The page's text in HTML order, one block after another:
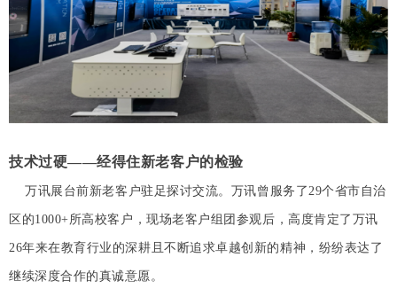
技术过硬——经得住新老客户的检验
万讯展台前新老客户驻足探讨交流。万讯曾服务了29个省市自治
区的1000+所高校客户，现场老客户组团参观后，高度肯定了万讯
26年来在教育行业的深耕且不断追求卓越创新的精神，纷纷表达了
继续深度合作的真诚意愿。